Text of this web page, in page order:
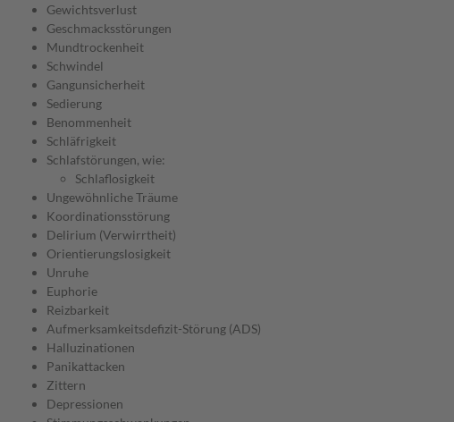
Gewichtsverlust
Geschmacksstörungen
Mundtrockenheit
Schwindel
Gangunsicherheit
Sedierung
Benommenheit
Schläfrigkeit
Schlafstörungen, wie:
Schlaflosigkeit
Ungewöhnliche Träume
Koordinationsstörung
Delirium (Verwirrtheit)
Orientierungslosigkeit
Unruhe
Euphorie
Reizbarkeit
Aufmerksamkeitsdefizit-Störung (ADS)
Halluzinationen
Panikattacken
Zittern
Depressionen